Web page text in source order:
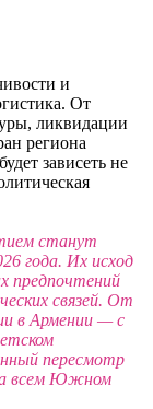
и
От
ликвидации
региона
зависеть не
станут
года. Их исход
предпочтений
связей. От
в Армении — с
пересмотр
всем Южном